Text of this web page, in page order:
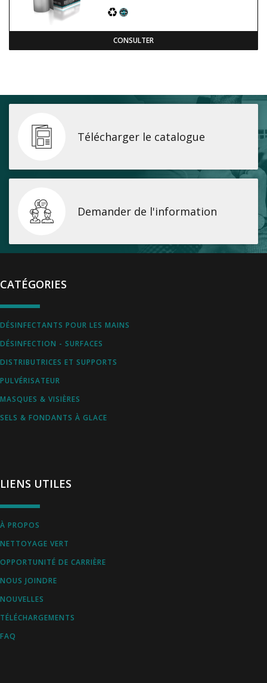
CONSULTER
Télécharger le catalogue
Demander de l'information
CATÉGORIES
DÉSINFECTANTS POUR LES MAINS
DÉSINFECTION - SURFACES
DISTRIBUTRICES ET SUPPORTS
PULVÉRISATEUR
MASQUES & VISIÈRES
SELS & FONDANTS À GLACE
LIENS UTILES
À PROPOS
NETTOYAGE VERT
OPPORTUNITÉ DE CARRIÈRE
NOUS JOINDRE
NOUVELLES
TÉLÉCHARGEMENTS
FAQ